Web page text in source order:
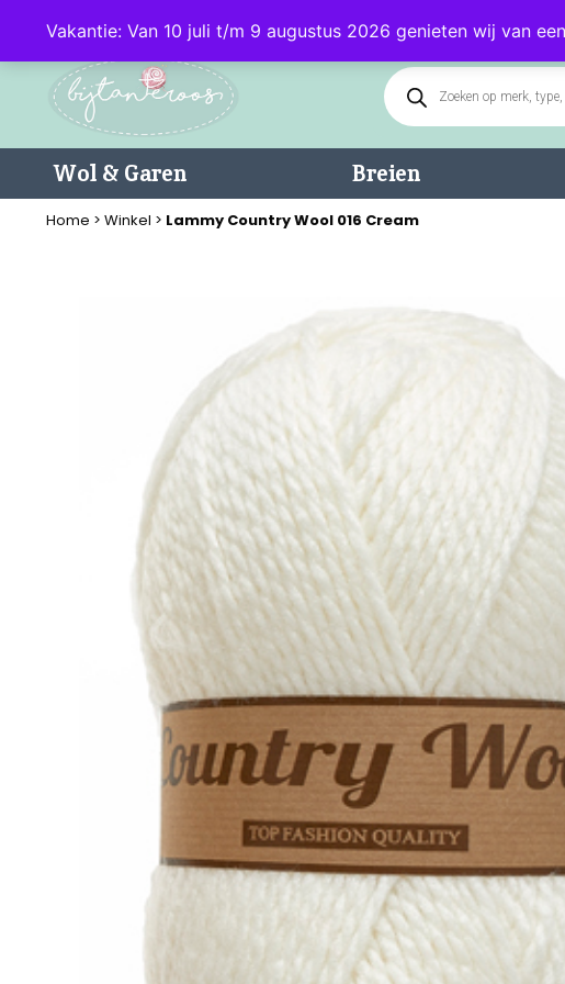
Vakantie: Van 10 juli t/m 9 augustus 2026 genieten wij van
Wol & Garen Breien
Home > Winkel > Lammy Country Wool 016 Cream